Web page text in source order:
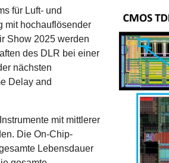
für Luft- und
mit hochauflösender
Show 2025 werden
des DLR bei einer
nächsten
Delay and
mit mittlerer
Die On-Chip-
Lebensdauer